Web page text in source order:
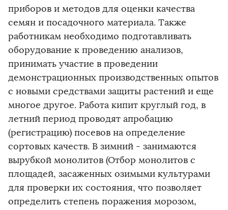
приборов и методов для оценки качества
семян и посадочного материала. Также
работникам необходимо подготавливать
оборудование к проведению анализов,
принимать участие в проведении
демонстрационных производственных опытов
с новыми средствами защиты растений и еще
многое другое. Работа кипит круглый год, в
летний период проводят апробацию
(регистрацию) посевов на определение
сортовых качеств. В зимний - занимаются
вырубкой монолитов (Отбор монолитов с
площадей, засаженных озимыми культурами
для проверки их состояния, что позволяет
определить степень поражения морозом,